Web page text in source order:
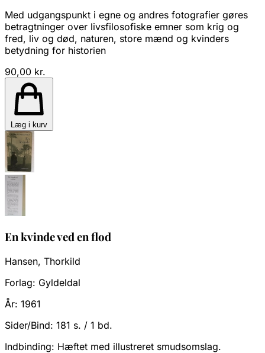
Med udgangspunkt i egne og andres fotografier gøres
betragtninger over livsfilosofiske emner som krig og
fred, liv og død, naturen, store mænd og kvinders
betydning for historien
90,00 kr.
Læg i kurv
En kvinde ved en flod
Hansen, Thorkild
Forlag: Gyldeldal
År: 1961
Sider/Bind: 181 s. / 1 bd.
Indbinding: Hæftet med illustreret smudsomslag.